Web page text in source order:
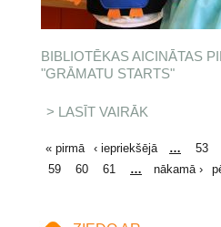
BIBLIOTĒKAS AICINĀTAS
"GRĀMATU STARTS"
LASĪT VAIRĀK
LAPAS
« pirmā ‹ iepriekšējā … 53
59
60 61 … nākamā ›